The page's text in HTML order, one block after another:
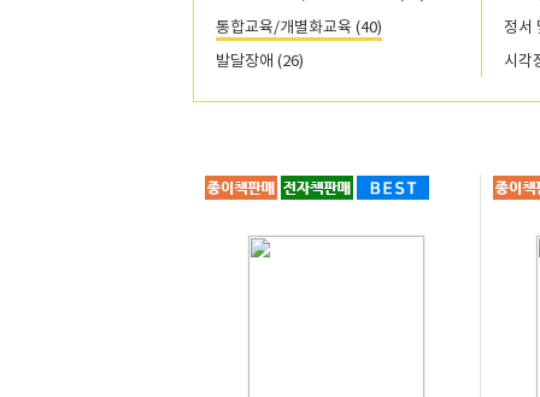
통합교육/개별화교육 (40)
정서
발달장애 (26)
시각